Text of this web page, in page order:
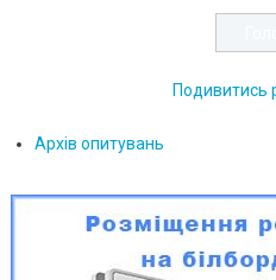
Подивитись
Архів опитувань